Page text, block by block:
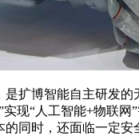
博智能自主研发的
现“人工智能+物联
同时，还面临一定